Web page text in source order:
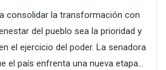
consolidar la transformación con
del pueblo sea la prioridad y
el ejercicio del poder. La senadora
el país enfrenta una nueva etapa...